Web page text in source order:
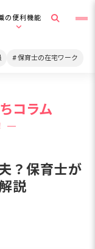
の便利機能
保育士の在宅ワーク
コラム
？保育士が
説